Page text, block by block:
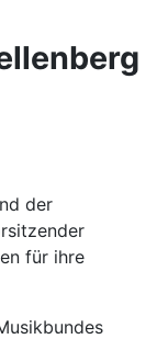
der
für ihre